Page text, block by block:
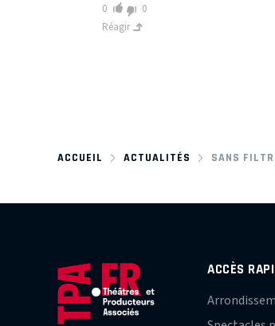
0
0
Réagir
ACCUEIL ACTUALITÉS SANS
ACCÈS